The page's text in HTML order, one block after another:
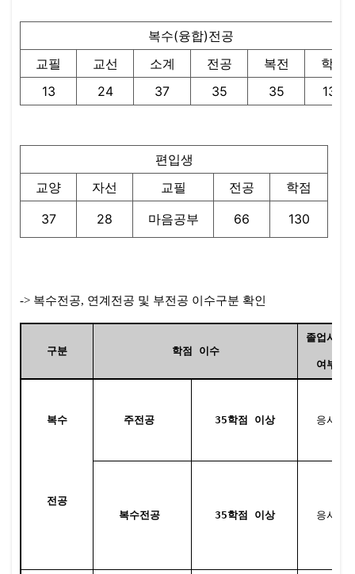
복수(융합)전공
교필
교선 소계 전공 복전
학점
13
24 37 35 35 130
편입생
교양
자선 교필 전공
학점
37
28 마음공부 66 130
-> 복수전공, 연계전공 및 부전공 이수구분 확인
구분 학점 이수
졸업시험
여부
복수 주전공 35학점 이상 응시
전공
복수전공
35학점 이상 응시